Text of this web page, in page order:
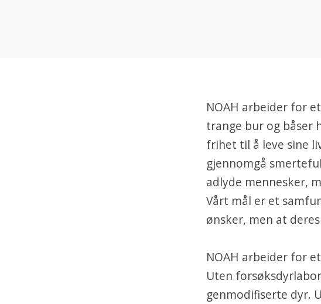
NOAH arbeider for
trange bur og båser
frihet til å leve sine
gjennomgå
adlyde mennesker,
Vårt mål er et
ønsker, men at
NOAH arbeider for
Uten
genmodifiserte dyr.